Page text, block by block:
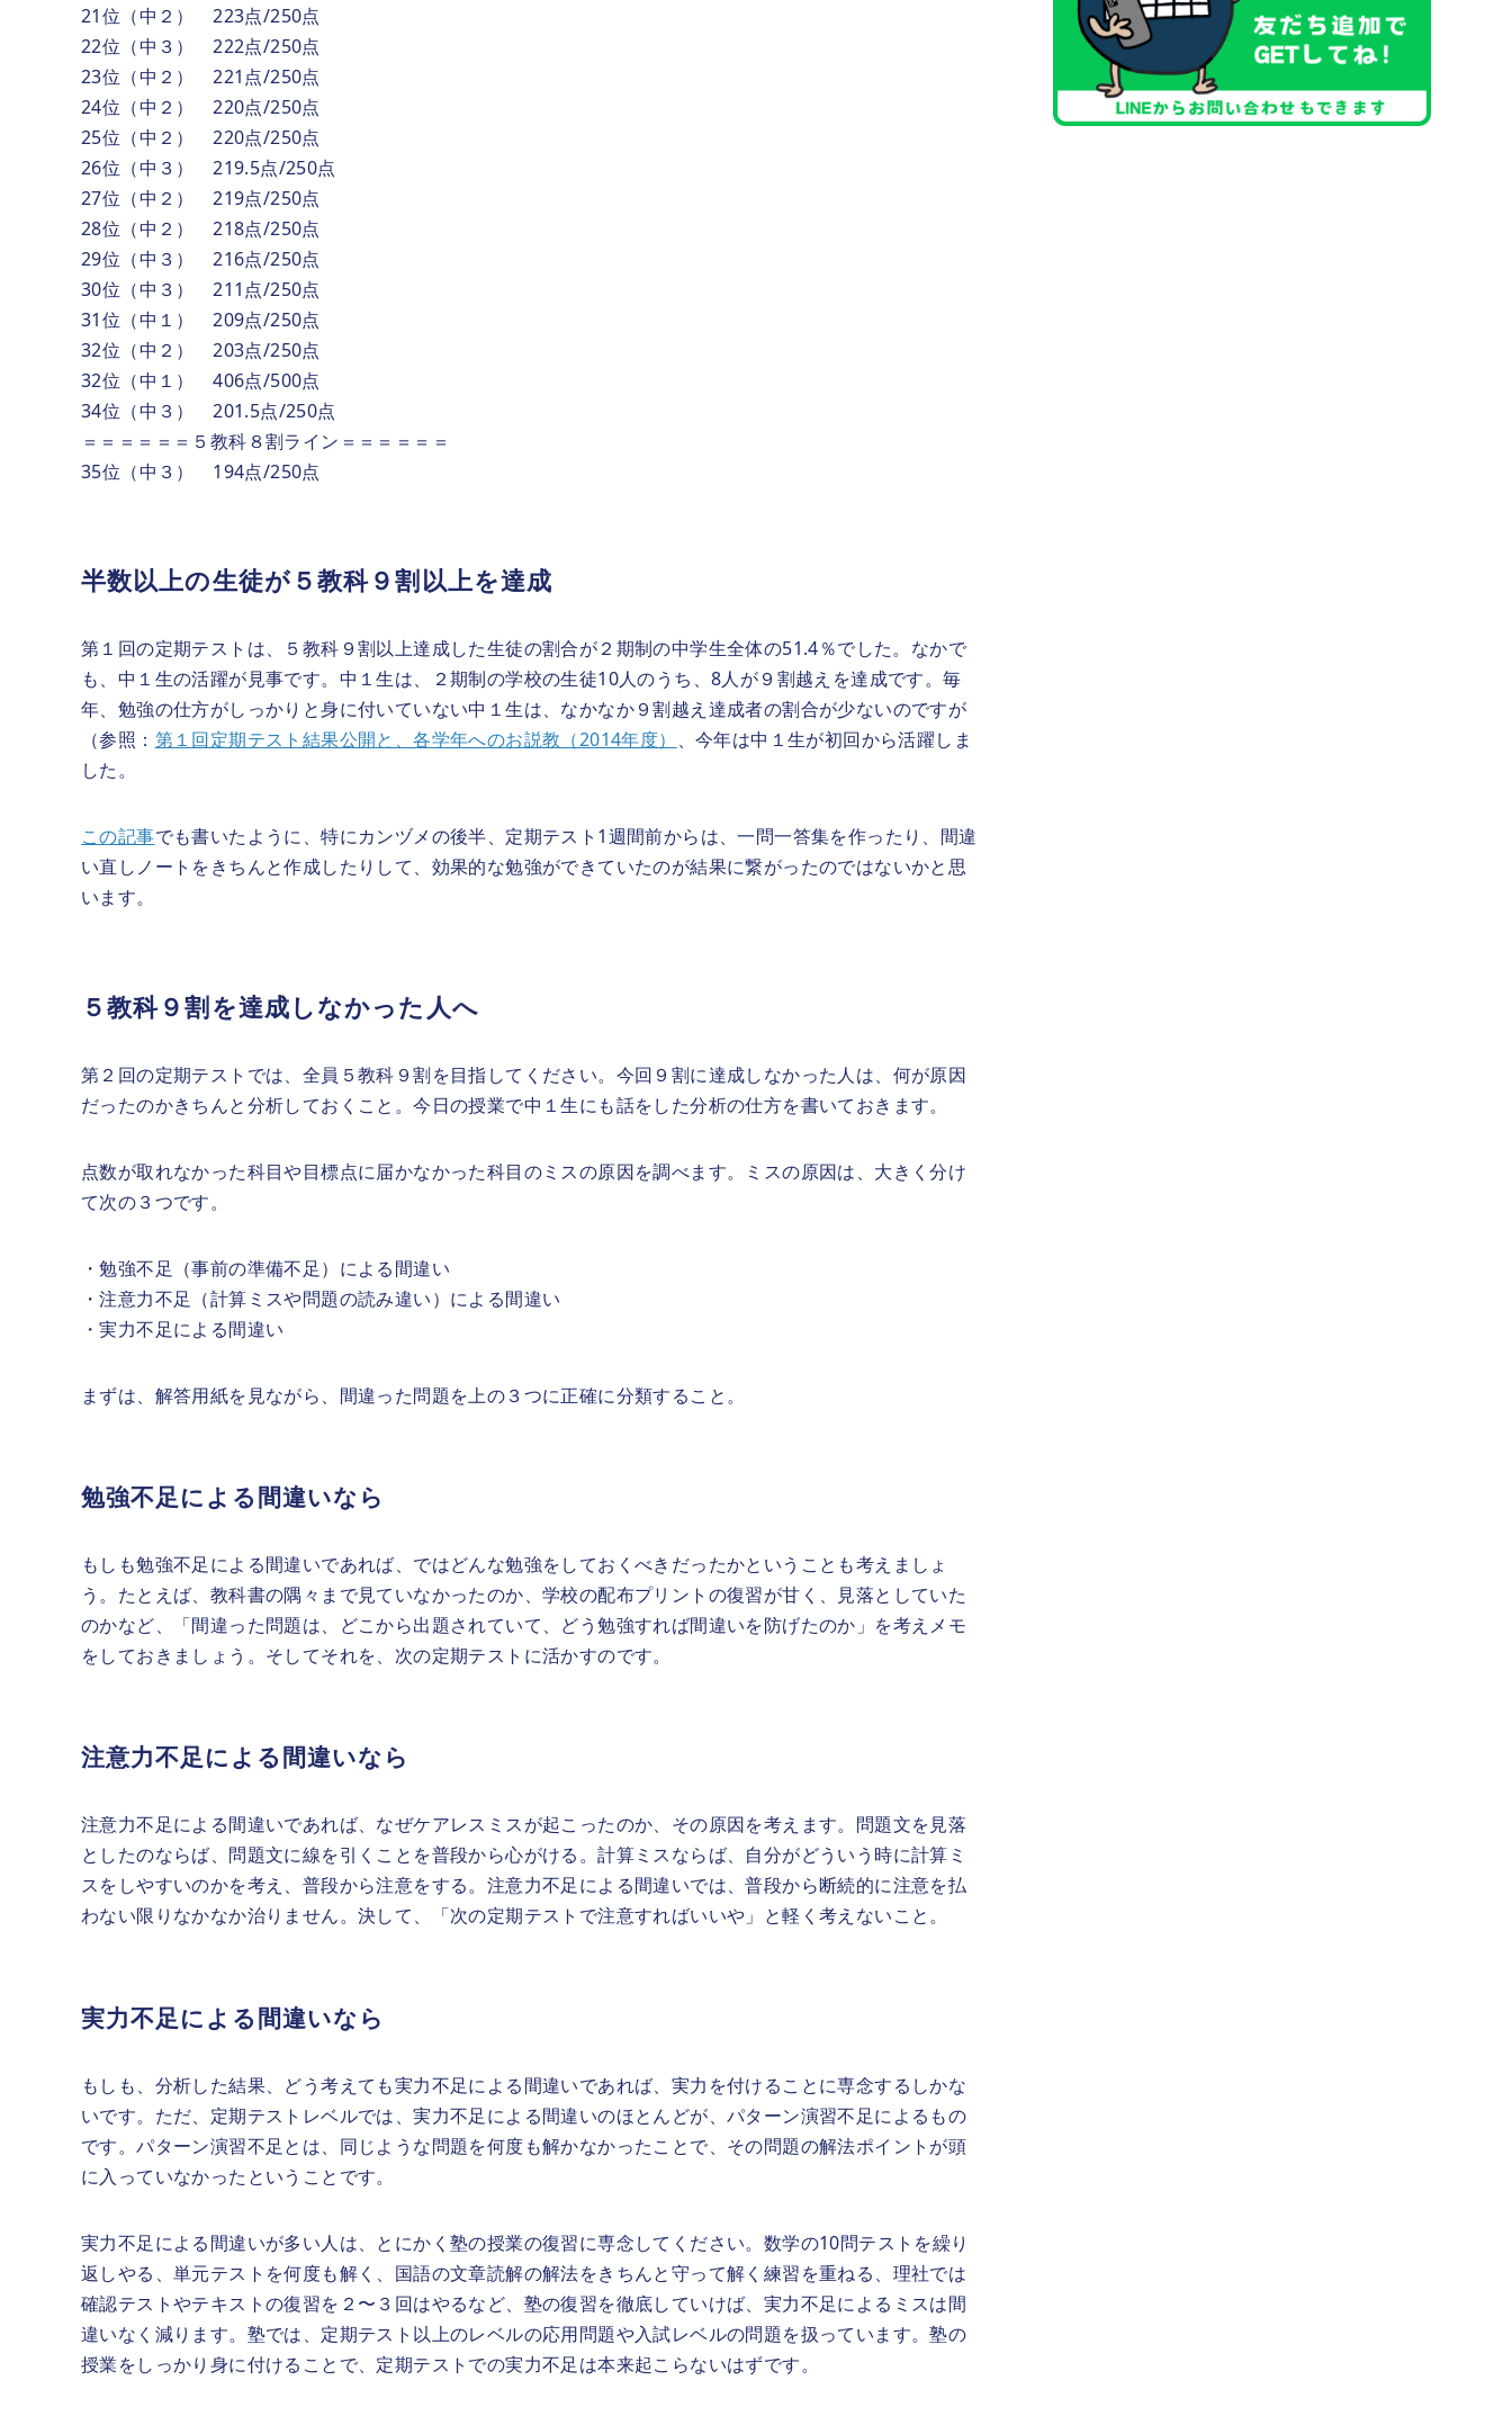
21位（中２） 223点/250点
22位（中３） 222点/250点
23位（中２） 221点/250点
24位（中２） 220点/250点
25位（中２） 220点/250点
26位（中３） 219.5点/250点
27位（中２） 219点/250点
28位（中２） 218点/250点
29位（中３） 216点/250点
30位（中３） 211点/250点
31位（中１） 209点/250点
32位（中２） 203点/250点
32位（中１） 406点/500点
34位（中３） 201.5点/250点
＝＝＝＝＝＝５教科８割ライン＝＝＝＝＝＝
35位（中３） 194点/250点
半数以上の生徒が５教科９割以上を達成
第１回の定期テストは、５教科９割以上達成した生徒の割合が２期制の中学生全体の51.4％でした。なかで
も、中１生の活躍が見事です。中１生は、２期制の学校の生徒10人のうち、8人が９割越えを達成です。毎
年、勉強の仕方がしっかりと身に付いていない中１生は、なかなか９割越え達成者の割合が少ないのですが
（参照： 第１回定期テスト結果公開と、各学年へのお説教（2014年度） 、今年は中１生が初回から活躍しま
した。
この記事でも書いたように、特にカンヅメの後半、定期テスト1週間前からは、一問一答集を作ったり、間違
い直しノートをきちんと作成したりして、効果的な勉強ができていたのが結果に繋がったのではないかと思
います。
５教科９割を達成しなかった人へ
第２回の定期テストでは、全員５教科９割を目指してください。今回９割に達成しなかった人は、何が原因
だったのかきちんと分析しておくこと。今日の授業で中１生にも話をした分析の仕方を書いておきます。
点数が取れなかった科目や目標点に届かなかった科目のミスの原因を調べます。ミスの原因は、大きく分け
て次の３つです。
・勉強不足（事前の準備不足）による間違い
・注意力不足（計算ミスや問題の読み違い）による間違い
・実力不足による間違い
まずは、解答用紙を見ながら、間違った問題を上の３つに正確に分類すること。
勉強不足による間違いなら
もしも勉強不足による間違いであれば、ではどんな勉強をしておくべきだったかということも考えましょ
う。たとえば、教科書の隅々まで見ていなかったのか、学校の配布プリントの復習が甘く、見落としていた
のかなど、「間違った問題は、どこから出題されていて、どう勉強すれば間違いを防げたのか」を考えメモ
をしておきましょう。そしてそれを、次の定期テストに活かすのです。
注意力不足による間違いなら
注意力不足による間違いであれば、なぜケアレスミスが起こったのか、その原因を考えます。問題文を見落
としたのならば、問題文に線を引くことを普段から心がける。計算ミスならば、自分がどういう時に計算ミ
スをしやすいのかを考え、普段から注意をする。注意力不足による間違いでは、普段から断続的に注意を払
わない限りなかなか治りません。決して、「次の定期テストで注意すればいいや」と軽く考えないこと。
実力不足による間違いなら
もしも、分析した結果、どう考えても実力不足による間違いであれば、実力を付けることに専念するしかな
いです。ただ、定期テストレベルでは、実力不足による間違いのほとんどが、パターン演習不足によるもの
です。パターン演習不足とは、同じような問題を何度も解かなかったことで、その問題の解法ポイントが頭
に入っていなかったということです。
実力不足による間違いが多い人は、とにかく塾の授業の復習に専念してください。数学の10問テストを繰り
返しやる、単元テストを何度も解く、国語の文章読解の解法をきちんと守って解く練習を重ねる、理社では
確認テストやテキストの復習を２〜３回はやるなど、塾の復習を徹底していけば、実力不足によるミスは間
違いなく減ります。塾では、定期テスト以上のレベルの応用問題や入試レベルの問題を扱っています。塾の
授業をしっかり身に付けることで、定期テストでの実力不足は本来起こらないはずです。